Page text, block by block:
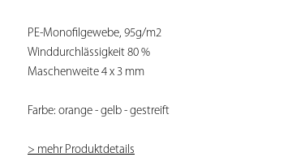
PE-Monofilgewebe, 95g/m2
Winddurchlässigkeit 80 %
Maschenweite 4 x 3 mm
Farbe: orange - gelb - gestreift
> mehr Produktdetails